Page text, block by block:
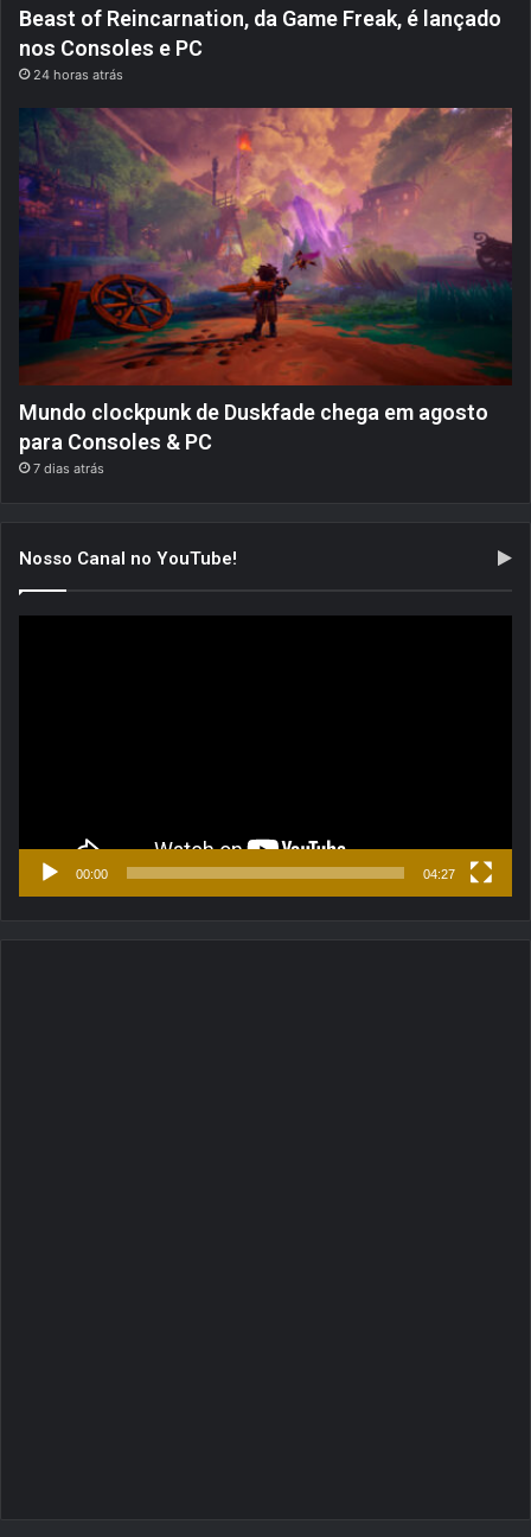
Beast of Reincarnation, da Game Freak, é lançado
nos Consoles e PC
24 horas atrás
Mundo clockpunk de Duskfade chega em agosto
para Consoles & PC
7 dias atrás
Nosso Canal no YouTube!
00:00 04:27